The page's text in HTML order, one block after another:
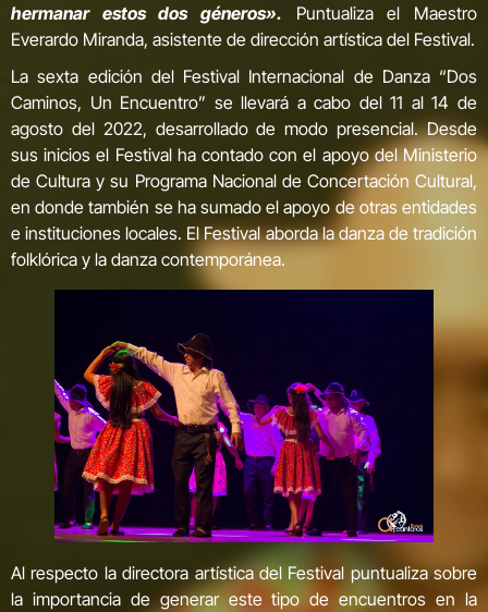
hermanar estos dos géneros». Puntualiza el Maestro
Everardo Miranda, asistente de dirección artística del Festival.
La sexta edición del Festival Internacional de Danza “Dos
Caminos, Un Encuentro” se llevará a cabo del 11 al 14 de
agosto del 2022, desarrollado de modo presencial. Desde
sus inicios el Festival ha contado con el apoyo del Ministerio
de Cultura y su Programa Nacional de Concertación Cultural,
en donde también se ha sumado el apoyo de otras entidades
e instituciones locales. El Festival aborda la danza de tradición
folklórica y la danza contemporánea.
Al respecto la directora artística del Festival puntualiza sobre
la importancia de generar este tipo de encuentros en la